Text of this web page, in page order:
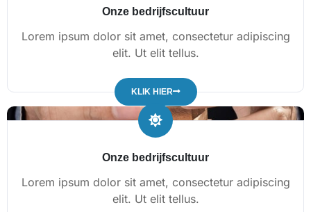
Onze bedrijfscultuur
Lorem ipsum dolor sit amet, consectetur adipiscing
elit. Ut elit tellus.
KLIK HIER
Onze bedrijfscultuur
Lorem ipsum dolor sit amet, consectetur adipiscing
elit. Ut elit tellus.